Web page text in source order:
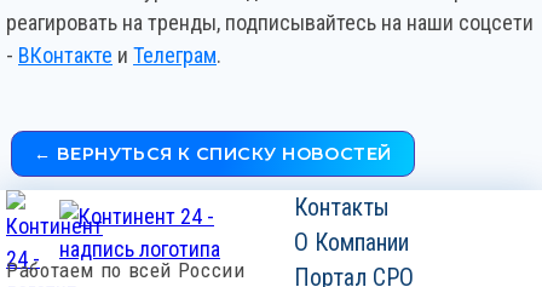
реагировать на тренды, подписывайтесь на наши соцсети
- ВКонтакте и Телеграм.
← ВЕРНУТЬСЯ К СПИСКУ НОВОСТЕЙ
Работаем по всей России
Контакты
О Компании
Портал СРО